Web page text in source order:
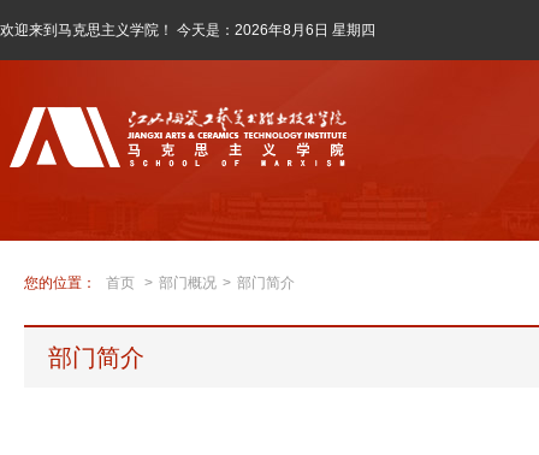
欢迎来到马克思主义学院！ 今天是： 2026年8月6日 星期四
您的位置： 首页 > 部门概况 > 部门简介
部门简介